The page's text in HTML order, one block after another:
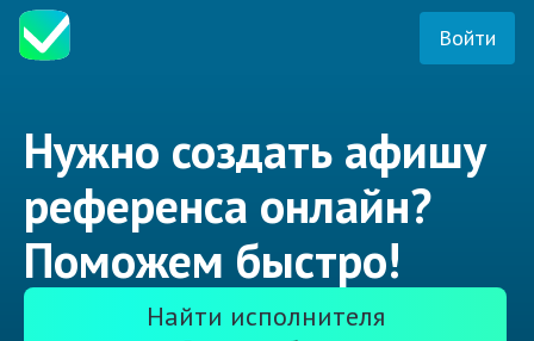
Войти
Нужно создать афишу
референса онлайн?
Поможем быстро!
Найти исполнителя